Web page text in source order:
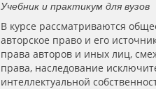
Учебник и практикум для вузов
В курсе рассматриваются
авторское право и его
права авторов и иных лиц,
права, наследование
интеллектуальной